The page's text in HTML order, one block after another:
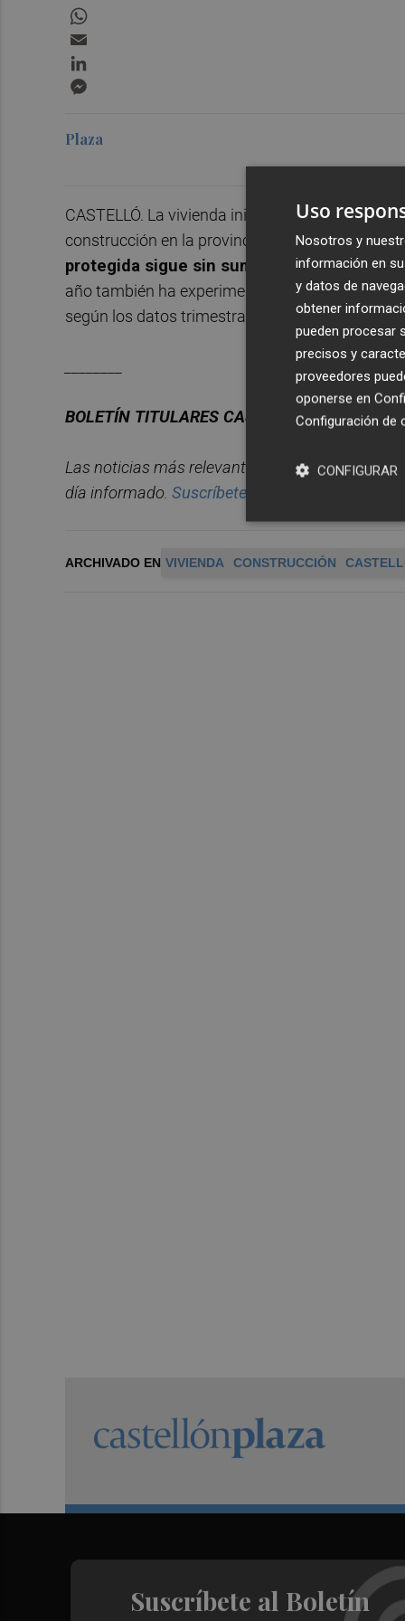
Plaza
CASTELLÓ. La vivienda inició el año con un
construcción en la provincia tras los años de
protegida sigue sin sumar certificaciones,
año también ha experimentado undescenso
según los datos trimestrales publicados por el
BOLETÍN TITULARES CASTELL ÓN PLAZA.
Las noticias más relevantes del día en Castelló
día informado. Suscríbete gratis al boletín aquí.
ARCHIVADO EN VIVIENDA CONSTRUCCIÓN
Suscríbete al Boletín
Uso
Nosotros y
información en
y datos de
obtener
pueden procesar
precisos y
proveedores
oponerse en
Configuración de
CONFIGURAR